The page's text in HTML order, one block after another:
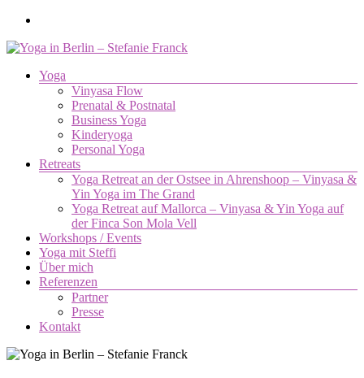
Zum
springen
Yoga
Stefanie
Franck
Körper,
Geist
Menü
Yoga
Vinyasa Flow
Prenatal & Postnatal
Business Yoga
Kinderyoga
Personal Yoga
Retreats
Yoga Retreat an der Ostsee in Ahrenshoop – Vinyasa &
Yin Yoga im The Grand
Yoga Retreat auf Mallorca – Vinyasa & Yin Yoga auf
der Finca Son Mola Vell
Workshops / Events
Yoga mit Steffi
Über mich
Referenzen
Partner
Presse
Kontakt